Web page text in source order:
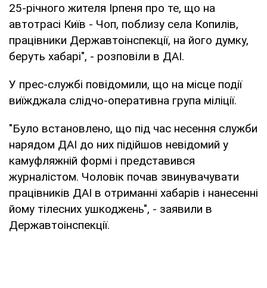
25-річного жителя Ірпеня про те, що на
автотрасі Київ - Чоп, поблизу села Копилів,
працівники Державтоінспекції, на його думку,
беруть хабарі", - розповіли в ДАІ.
У прес-службі повідомили, що на місце події
виїжджала слідчо-оперативна група міліції.
"Було встановлено, що під час несення служби
нарядом ДАІ до них підійшов невідомий у
камуфляжній формі і представився
журналістом. Чоловік почав звинувачувати
працівників ДАІ в отриманні хабарів і нанесенні
йому тілесних ушкоджень", - заявили в
Державтоінспекції.